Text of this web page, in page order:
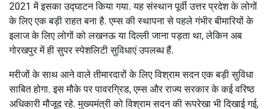
2021 में इसका उद्घाटन किया गया. यह संस्थान पूर्वी उत्तर प्रदेश के लोगों
के लिए एक बड़ी राहत बना है. एम्स की स्थापना से पहले गंभीर बीमारियों के
इलाज के लिए लोगों को लखनऊ या दिल्ली जाना पड़ता था, लेकिन अब
गोरखपुर में ही सुपर स्पेशलिटी सुविधाएं उपलब्ध हैं.
मरीजों के साथ आने वाले तीमारदारों के लिए विश्राम सदन एक बड़ी सुविधा
साबित होगा. इस मौके पर पावरग्रिड, एम्स और राज्य सरकार के कई वरिष्ठ
अधिकारी मौजूद रहे. मुख्यमंत्री को विश्राम सदन की रूपरेखा भी दिखाई गई,